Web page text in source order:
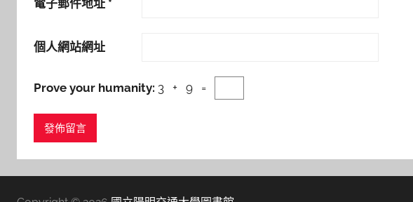
電子郵件地址 *
個人網站網址
Prove your humanity: 3 + 9 =